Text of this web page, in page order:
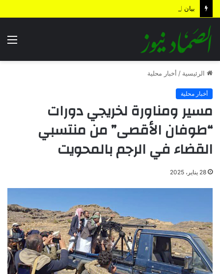
الرئيسية / أخبار محلية
أخبار محلية
مسير ومناورة لخريجي دورات
“طوفان الأقصى” من منتسبي
القضاء في الرجم بالمحويت
28 يناير، 2025